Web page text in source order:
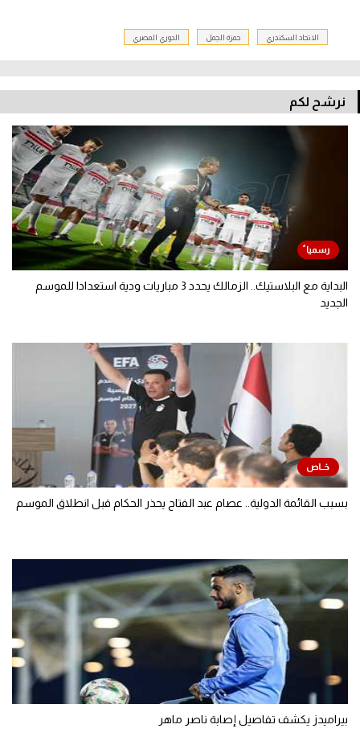
الاتحاد السكندري حمزة الجمل الدوري المصري
نرشح لكم
البداية مع البلاستيك.. الزمالك يحدد 3 مباريات ودية استعدادا للموسم
الجديد
بسبب القائمة الدولية.. عصام عبد الفتاح يحذر الحكام قبل انطلاق الموسم
بيراميدز يكشف تفاصيل إصابة ناصر ماهر